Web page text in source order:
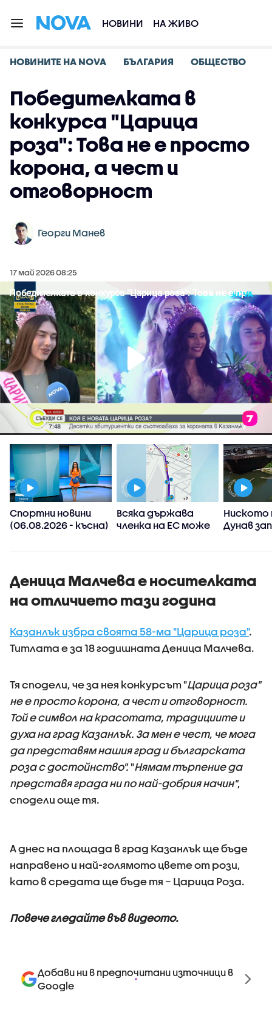
НОВИНИ НА ЖИВО
НОВИНИТЕ НА NOVA БЪЛГАРИЯ ОБЩЕСТВО
Победителката в
конкурса "Царица
роза": Това не е просто
корона, а чест и
отговорност
Георги Манев
17 май 2026 08:25
Спортни новини
(06.08.2026 - късна)
Всяка държава
членка на ЕС може
ограничи
приложения на
информация къде
има проверки на
Ниското
Дунав
Деница Малчева е носителката
на отличието тази година
Казанлък избра своята 58-ма "Царица роза".
Титлата е за 18 годишната Деница Малчева.
Тя сподели, че за нея конкурсът "Царица роза"
не е просто корона, а чест и отговорност.
Той е символ на красотата, традициите и
духа на град Казанлък. За мен е чест, че мога
да представям нашия град и българската
роза с достойнство"."Нямам търпение да
представя града ни по най-добрия начин",
сподели още тя.
А днес на площада в град Казанлък ще бъде
направено и най-голямото цвете от рози,
като в средата ще бъде тя – Царица Роза.
Повече гледайте във видеото.
Добави ни в предпочитани източници в
Google